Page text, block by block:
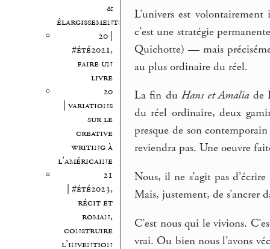
&
élargissements
20 |
#été2021,
faire un
livre
20
| variations
sur le
creative
writing à
l’américaine
21
| #été2023,
récit et
roman,
construire
l’invention
L’univers est
c’est une stratégie
Quichotte) — mais
au plus ordinaire du réel.
La fin du Hans et Amaliade
du réel ordinaire, deux
presque de son
reviendra pas. Une oeuvre
Nous, il ne s’agit pas
Mais, justement, de s’ancrer
C’est nous qui le vivions.
vrai. Ou bien nous l’avons